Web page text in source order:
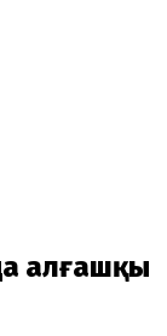
алғашқы